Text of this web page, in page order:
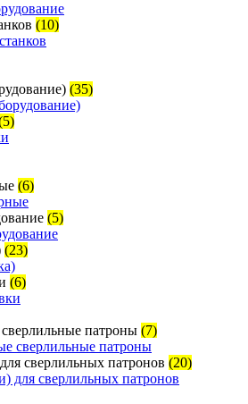
(10)
(35)
(6)
(5)
(23)
(6)
патроны (7)
сверлильных патронов (20)